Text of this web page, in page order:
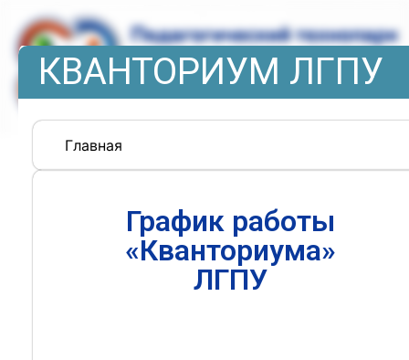
КВАНТОРИУМ ЛГПУ
Главная
График работы
«Кванториума»
ЛГПУ